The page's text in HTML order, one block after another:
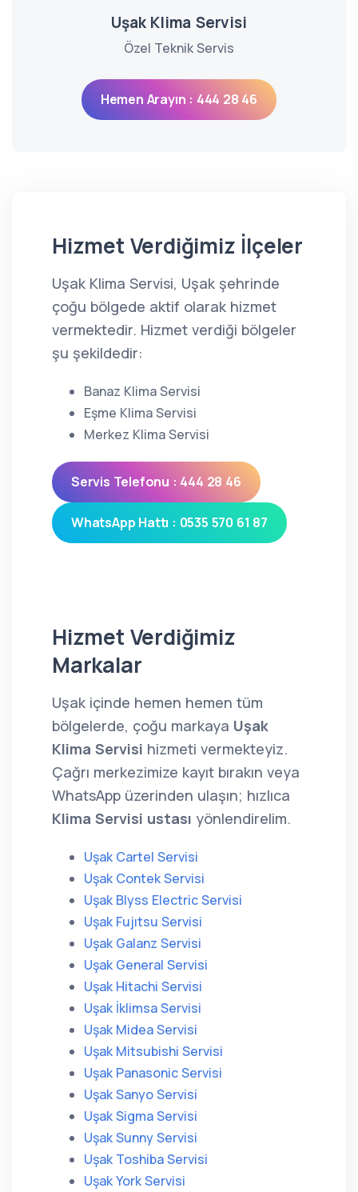
Uşak Klima Servisi
Özel Teknik Servis
Hemen Arayın : 444 28 46
Hizmet Verdiğimiz İlçeler
Uşak Klima Servisi, Uşak şehrinde
çoğu bölgede aktif olarak hizmet
vermektedir. Hizmet verdiği bölgeler
şu şekildedir:
Banaz Klima Servisi
Eşme Klima Servisi
Merkez Klima Servisi
Servis Telefonu : 444 28 46
WhatsApp Hattı : 0535 570 61 87
Hizmet Verdiğimiz
Markalar
Uşak içinde hemen hemen tüm
bölgelerde, çoğu markaya Uşak
Klima Servisi hizmeti vermekteyiz.
Çağrı merkezimize kayıt bırakın veya
WhatsApp üzerinden ulaşın; hızlıca
Klima Servisi ustası yönlendirelim.
Uşak Cartel Servisi
Uşak Contek Servisi
Uşak Blyss Electric Servisi
Uşak Fujıtsu Servisi
Uşak Galanz Servisi
Uşak General Servisi
Uşak Hitachi Servisi
Uşak İklimsa Servisi
Uşak Midea Servisi
Uşak Mitsubishi Servisi
Uşak Panasonic Servisi
Uşak Sanyo Servisi
Uşak Sigma Servisi
Uşak Sunny Servisi
Uşak Toshiba Servisi
Uşak York Servisi